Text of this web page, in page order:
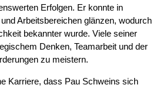
Erfolgen. Er konnte in
Arbeitsbereichen glänzen, wodurch
bekannter wurde. Viele seiner
Denken, Teamarbeit und der
zu meistern.
Karriere, dass Pau Schweins sich